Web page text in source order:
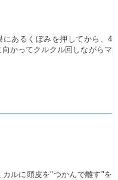
にあるくぼみを押してから、4
かってクルクル回しながらマ
ルに頭皮を"つかんで離す"を